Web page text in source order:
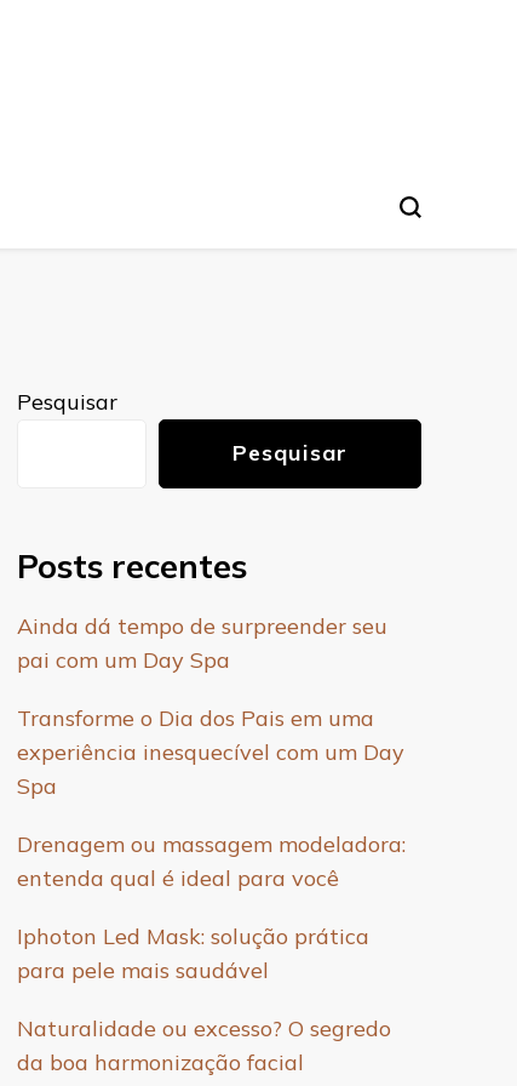
Pesquisar
Pesquisar
Posts recentes
Ainda dá tempo de surpreender seu
pai com um Day Spa
Transforme o Dia dos Pais em uma
experiência inesquecível com um Day
Spa
Drenagem ou massagem modeladora:
entenda qual é ideal para você
Iphoton Led Mask: solução prática
para pele mais saudável
Naturalidade ou excesso? O segredo
da boa harmonização facial